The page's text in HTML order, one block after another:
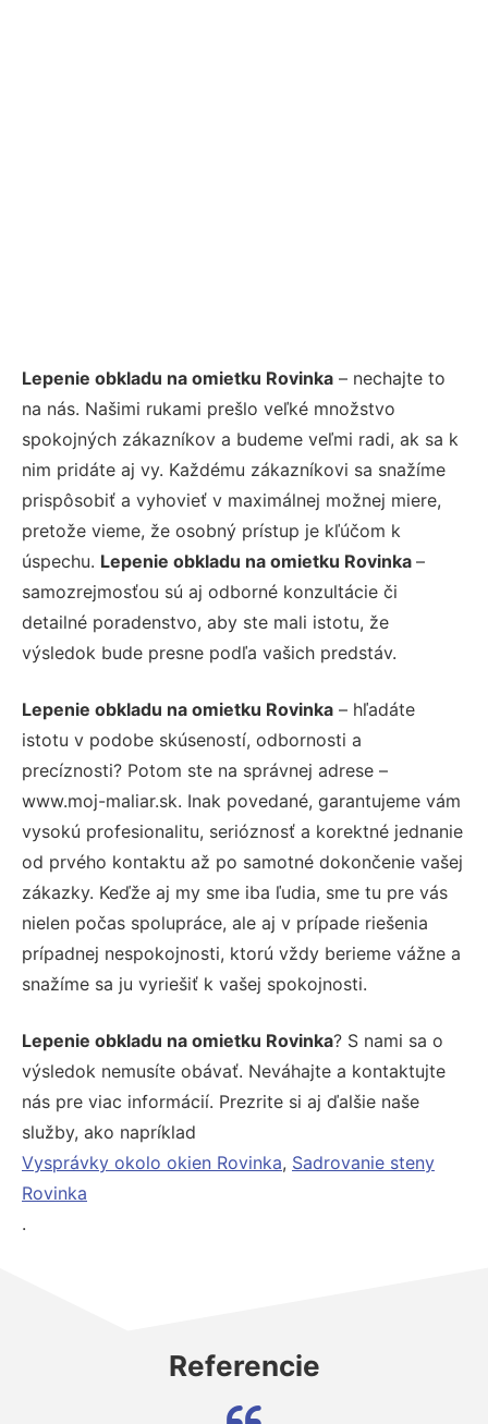
Lepenie obkladu na omietku Rovinka – nechajte to
na nás. Našimi rukami prešlo veľké množstvo
spokojných zákazníkov a budeme veľmi radi, ak sa k
nim pridáte aj vy. Každému zákazníkovi sa snažíme
prispôsobiť a vyhovieť v maximálnej možnej miere,
pretože vieme, že osobný prístup je kľúčom k
úspechu. Lepenie obkladu na omietku Rovinka –
samozrejmosťou sú aj odborné konzultácie či
detailné poradenstvo, aby ste mali istotu, že
výsledok bude presne podľa vašich predstáv.
Lepenie obkladu na omietku Rovinka – hľadáte
istotu v podobe skúseností, odbornosti a
precíznosti? Potom ste na správnej adrese –
www.moj-maliar.sk. Inak povedané, garantujeme vám
vysokú profesionalitu, serióznosť a korektné jednanie
od prvého kontaktu až po samotné dokončenie vašej
zákazky. Keďže aj my sme iba ľudia, sme tu pre vás
nielen počas spolupráce, ale aj v prípade riešenia
prípadnej nespokojnosti, ktorú vždy berieme vážne a
snažíme sa ju vyriešiť k vašej spokojnosti.
Lepenie obkladu na omietku Rovinka? S nami sa o
výsledok nemusíte obávať. Neváhajte a kontaktujte
nás pre viac informácií. Prezrite si aj ďalšie naše
služby, ako napríklad
Vysprávky okolo okien Rovinka, Sadrovanie steny
Rovinka
.
Referencie